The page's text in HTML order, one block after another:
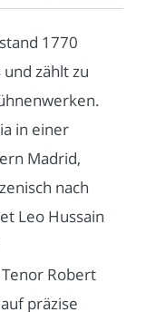
1770
zählt zu
in einer
Madrid,
nach
Leo Hussain
Robert
präzise